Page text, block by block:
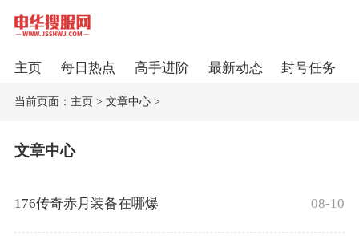
主页 每日热点 高手进阶 最新动态 封号任务
当前页面： 主页> 文章中心>
文章中心
176传奇赤月装备在哪爆 08-10